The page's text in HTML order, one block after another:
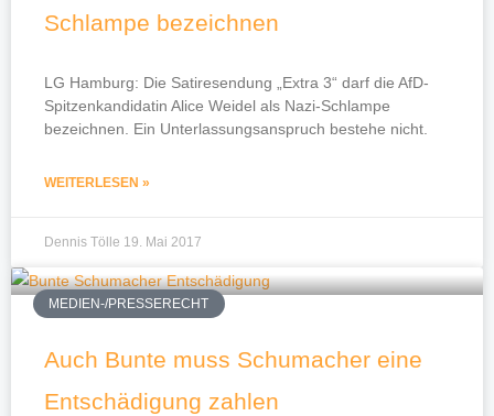
Schlampe bezeichnen
LG Hamburg: Die Satiresendung „Extra 3“ darf die AfD-
Spitzenkandidatin Alice Weidel als Nazi-Schlampe
bezeichnen. Ein Unterlassungsanspruch bestehe nicht.
WEITERLESEN »
Dennis Tölle 19. Mai 2017
MEDIEN-/PRESSERECHT
Auch Bunte muss Schumacher eine
Entschädigung zahlen